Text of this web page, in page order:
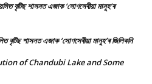
বৃটিছ শাসনত এজাক ‘সোণসেৰীয়া মানুহ’ৰ
বৃটিছ শাসনত এজাক ‘সোণসেৰীয়া মানুহ’ৰ জিলিকনি
of Chandubi Lake and Some